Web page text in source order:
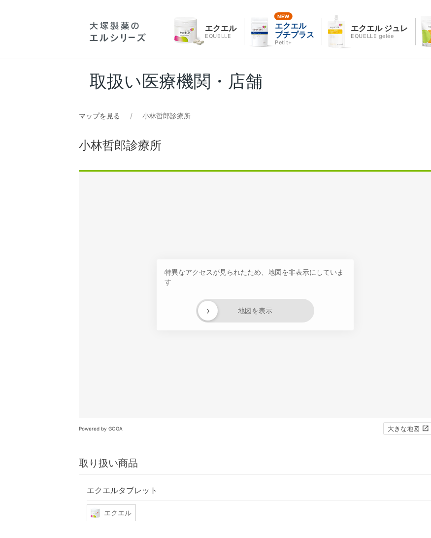
エクエル
EQUELLE
エクエル
プチプラス
Petit+
エクエル ジュレ
EQUELLE gelée
取扱い医療機関・店舗
マップを見る 小林哲郎診療所
小林哲郎診療所
特異なアクセスが見られたため、地図を非表示にしていま
す
地図を表示
›
Powered by GOGA 大きな地図
取り扱い商品
エクエルタブレット
エクエル